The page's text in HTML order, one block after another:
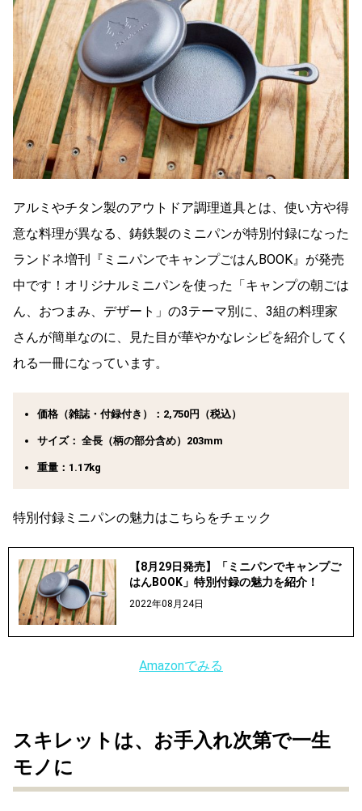
アルミやチタン製のアウトドア調理道具とは、使い方や得
意な料理が異なる、鋳鉄製のミニパンが特別付録になった
ランドネ増刊『ミニパンでキャンプごはんBOOK』が発売
中です！オリジナルミニパンを使った「キャンプの朝ごは
ん、おつまみ、デザート」の3テーマ別に、3組の料理家
さんが簡単なのに、見た目が華やかなレシピを紹介してく
れる一冊になっています。
価格（雑誌・付録付き）：2,750円（税込）
サイズ： 全長（柄の部分含め）203mm
重量：1.17kg
特別付録ミニパンの魅力はこちらをチェック
【8月29日発売】「ミニパンでキャンプご
はんBOOK」特別付録の魅力を紹介！
2022年08月24日
Amazonでみる
スキレットは、お手入れ次第で一生
モノに